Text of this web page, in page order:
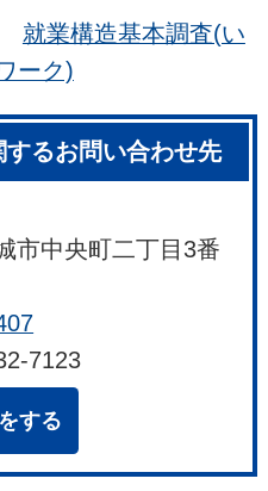
就業構造基本調査(い
ーク)
るお問い合わせ先
市中央町二丁目3番
7123
する